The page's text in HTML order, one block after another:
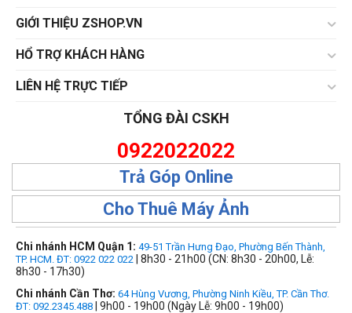
GIỚI THIỆU ZSHOP.VN
HỔ TRỢ KHÁCH HÀNG
LIÊN HỆ TRỰC TIẾP
TỔNG ĐÀI CSKH
0922022022
Trả Góp Online
Cho Thuê Máy Ảnh
Chi nhánh HCM Quận 1: 49-51 Trần Hưng Đạo, Phường Bến Thành,
TP. HCM. ĐT: 0922 022 022 | 8h30 - 21h00 (CN: 8h30 - 20h00, Lễ:
8h30 - 17h30)
Chi nhánh Cần Thơ: 64 Hùng Vương, Phường Ninh Kiều, TP. Cần Thơ.
ĐT: 092.2345.488 | 9h00 - 19h00 (Ngày Lễ: 9h00 - 19h00)